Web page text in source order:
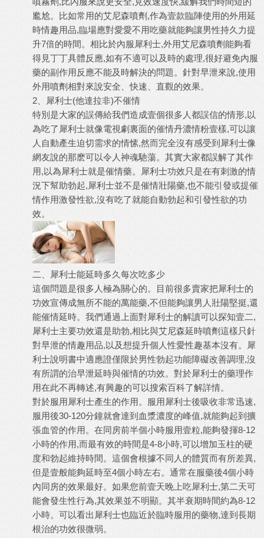
尷尬。比如常用的艾尼森噴劑,作為壹款臨陣使用的外用延
時情趣用品,臨場應對愛愛不用吃藥就能夠讓男性持久力提
升7倍的時間。相比於內服犀利士,外用艾尼森噴劑能夠看
得見丁丁具體反應,如有不適可以及時的處理,很好避免內服
藥的副作用反應不能及時解決的問題。針對早泄來說,使用
外用噴劑相對來說安全、快速、直觀的效果。
2、犀利士(他達拉非)不催情
特別是大家的誤傳給我們造成壹個很多人都誤信的情形,以
為吃了犀利士就像電視劇裏面的催情丹濃情粉壹樣,可以讓
人自動產生迫切需求的情愫,然而完全沒有感受到犀利士像
網友說的那麽可以令人神魂馳蕩。其實大家都誤解了其作
用,以為犀利士就是催情藥。
犀利士功效只是在有刺激的情
況下幫助勃起,犀利士並不是催情壯陽藥,也不能引發或提催
情作用激發性欲,沒有吃了就能自動勃起和引發性欲的功
效。
二、犀利士能延時多久每次吃多少
這個問題是很多人極為關心的。目前很多賣家把犀利士的
功效宣傳成無所不能的萬能藥,不但能夠讓男人壯陽堅挺,還
能催情延時。我們通過上面對犀利士的解讀可以探知壹二,
犀利士主要功效還是助勃,相比與艾尼森延時噴劑這樣只針
對早泄的情趣用品,以及想提升個人性愛性趣基本沒有。犀
利士說明書中適應證僅限於男性勃起功能障礙改善調理,沒
有所謂的治早泄延時與催情的功效。對於犀利士的藥理作
用在此不再轉述,有興趣的可以搜索百科了解詳情。
對於服用犀利士產生的作用。服用犀利士後吸收非常迅速,
服用後30-120分鐘就會達到血漿濃度的峰值,就能夠起到擴
張血管的作用。在同房前半個小時服用壹粒,能夠發揮8-12
小時的作用,而最有效的時間是4-8小時,可以增加玉柱的硬
度和勃起維持時間。這個會根據不同人的體質而有所差異,
但是壹般能夠延時至4個小時左右。通常在服藥後4個小時
內同房的效果最好。如果您前壹天晚上吃犀利士,第二天可
能會發生性行為,其效果並不明顯。其半衰期時間約為8-12
小時。可以看出 犀利士也臨近於臨時服用的藥物,達到長期
根治的功效很微弱。